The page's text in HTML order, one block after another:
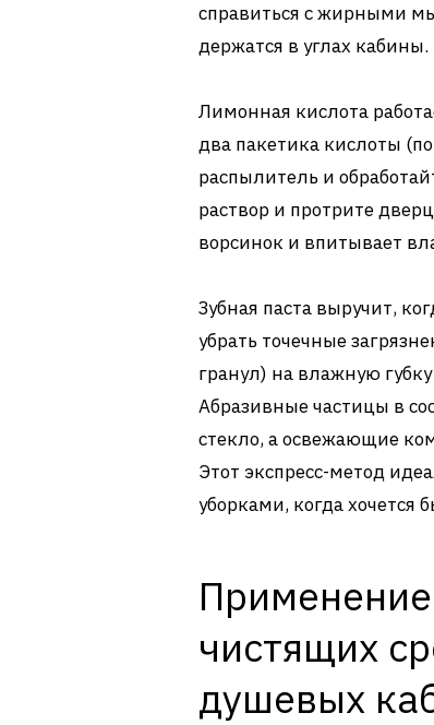
справиться с жирными
держатся в углах кабины.
Лимонная кислота
два пакетика кислоты
распылитель и
раствор и протрите
ворсинок и впитывает
Зубная паста выручит,
убрать точечные
гранул) на влажную
Абразивные частицы в
стекло, а освежающие
Этот экспресс-метод
уборками, когда хочется
чистящих
душевых